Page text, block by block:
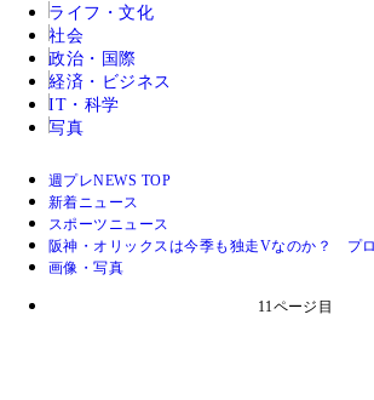
ライフ・文化
社会
政治・国際
経済・ビジネス
IT・科学
写真
週プレNEWS TOP
新着ニュース
スポーツニュース
阪神・オリックスは今季も独走Vなのか？ プ
画像・写真
11ページ目